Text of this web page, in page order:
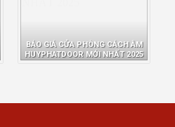
BÁO GIÁ CỬA PHÒNG CÁCH ÂM
HUYPHATDOOR MỚI NHẤT 2025